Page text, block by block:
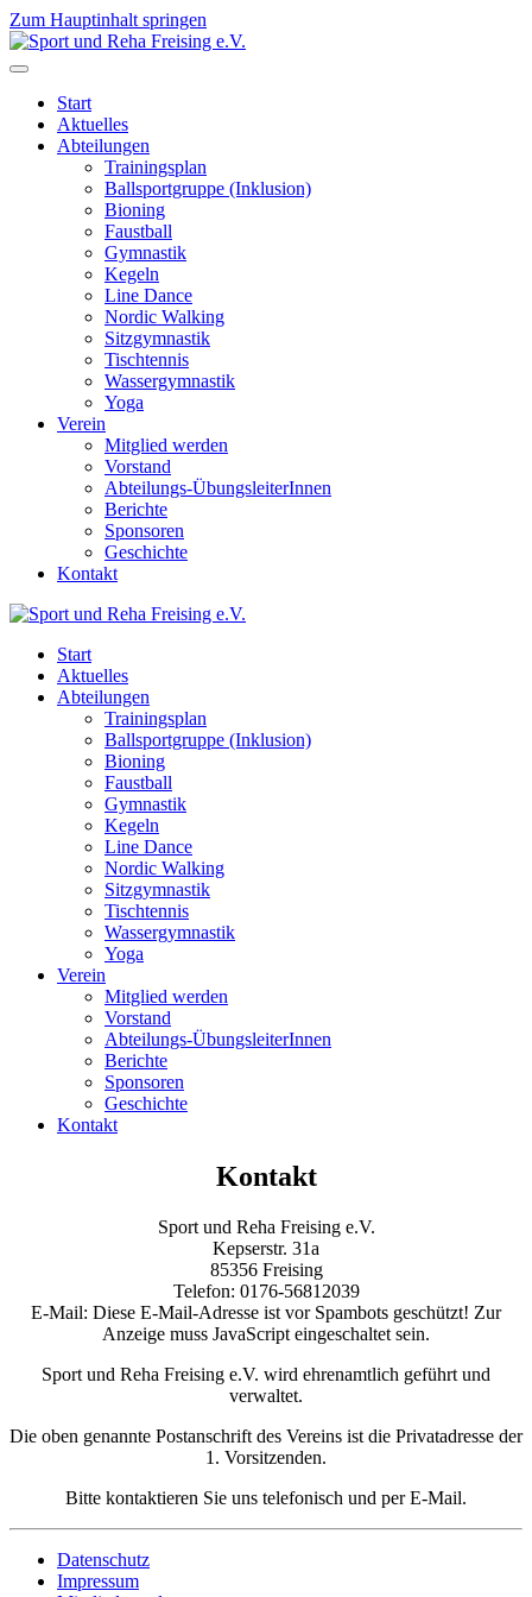
Zum Hauptinhalt springen
Start
Aktuelles
Abteilungen
Trainingsplan
Ballsportgruppe (Inklusion)
Bioning
Faustball
Gymnastik
Kegeln
Line Dance
Nordic Walking
Sitzgymnastik
Tischtennis
Wassergymnastik
Yoga
Verein
Mitglied werden
Vorstand
Abteilungs-ÜbungsleiterInnen
Berichte
Sponsoren
Geschichte
Kontakt
Start
Aktuelles
Abteilungen
Trainingsplan
Ballsportgruppe (Inklusion)
Bioning
Faustball
Gymnastik
Kegeln
Line Dance
Nordic Walking
Sitzgymnastik
Tischtennis
Wassergymnastik
Yoga
Verein
Mitglied werden
Vorstand
Abteilungs-ÜbungsleiterInnen
Berichte
Sponsoren
Geschichte
Kontakt
Kontakt
Sport und Reha Freising e.V.
Kepserstr. 31a
85356 Freising
Telefon: 0176-56812039
E-Mail: Diese E-Mail-Adresse ist vor Spambots geschützt! Zur
Anzeige muss JavaScript eingeschaltet sein.
Sport und Reha Freising e.V. wird ehrenamtlich geführt und
verwaltet.
Die oben genannte Postanschrift des Vereins ist die Privatadresse der
1. Vorsitzenden.
Bitte kontaktieren Sie uns telefonisch und per E-Mail.
Datenschutz
Impressum